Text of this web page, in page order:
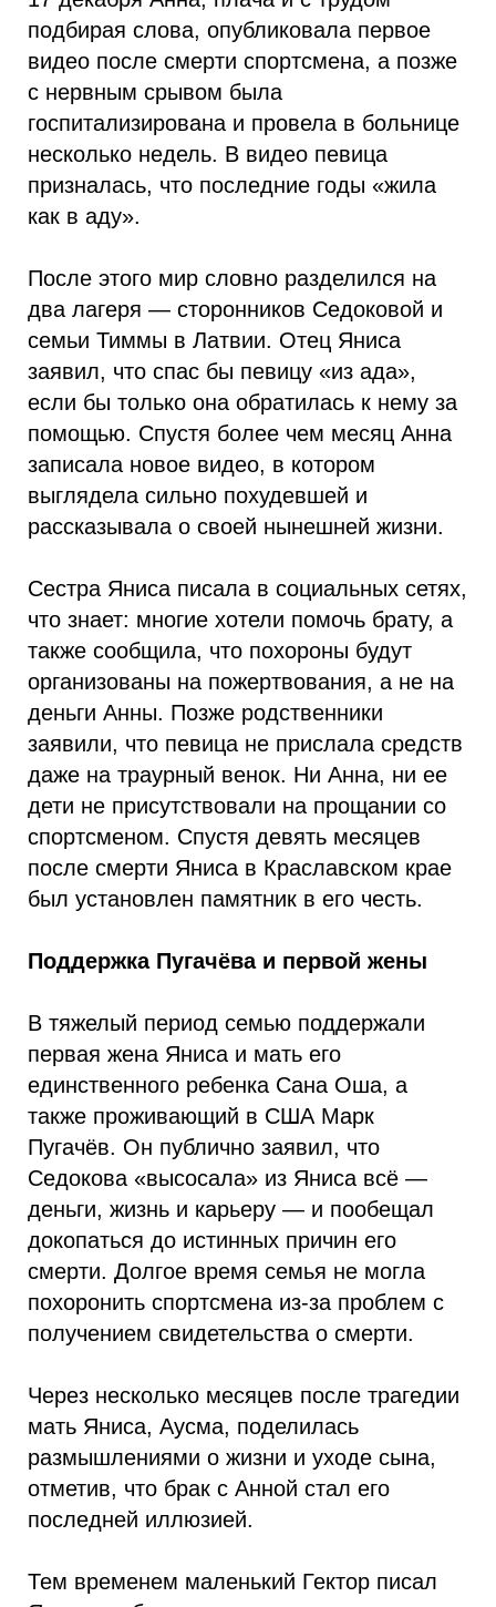
подбирая слова, опубликовала первое
видео после смерти спортсмена, а позже
с нервным срывом была
госпитализирована и провела в больнице
несколько недель. В видео певица
призналась, что последние годы «жила
как в аду».
После этого мир словно разделился на
два лагеря — сторонников Седоковой и
семьи Тиммы в Латвии. Отец Яниса
заявил, что спас бы певицу «из ада»,
если бы только она обратилась к нему за
помощью. Спустя более чем месяц Анна
записала новое видео, в котором
выглядела сильно похудевшей и
рассказывала о своей нынешней жизни.
Сестра Яниса писала в социальных сетях,
что знает: многие хотели помочь брату, а
также сообщила, что похороны будут
организованы на пожертвования, а не на
деньги Анны. Позже родственники
заявили, что певица не прислала средств
даже на траурный венок. Ни Анна, ни ее
дети не присутствовали на прощании со
спортсменом. Спустя девять месяцев
после смерти Яниса в Краславском крае
был установлен памятник в его честь.
Поддержка Пугачёва и первой жены
В тяжелый период семью поддержали
первая жена Яниса и мать его
единственного ребенка Сана Оша, а
также проживающий в США Марк
Пугачёв. Он публично заявил, что
Седокова «высосала» из Яниса всё —
деньги, жизнь и карьеру — и пообещал
докопаться до истинных причин его
смерти. Долгое время семья не могла
похоронить спортсмена из-за проблем с
получением свидетельства о смерти.
Через несколько месяцев после трагедии
мать Яниса, Аусма, поделилась
размышлениями о жизни и уходе сына,
отметив, что брак с Анной стал его
последней иллюзией.
Тем временем маленький Гектор писал